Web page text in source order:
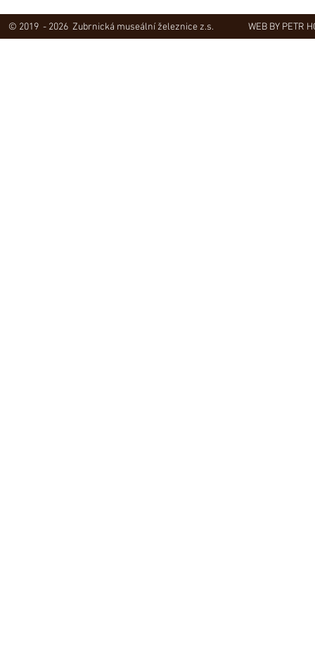
© 2019 - 2026 Zubrnická museální železnice z.s. WEB BY